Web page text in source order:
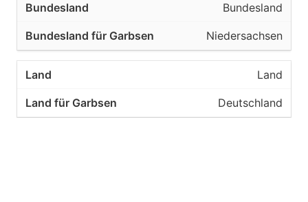
Bundesland
Niedersachsen
Land
Deutschland